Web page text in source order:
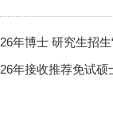
年博士 研究生招
年接收推荐免试